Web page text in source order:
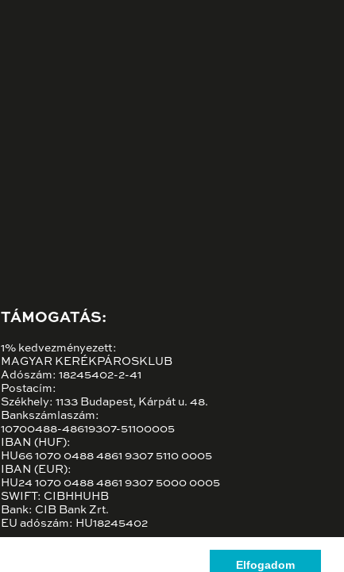
Elfogadom
TÁMOGATÁS:
1% kedvezményezett:
MAGYAR KERÉKPÁROSKLUB
Adószám: 18245402-2-41
Postacím:
Székhely: 1133 Budapest, Kárpát u. 48.
Bankszámlaszám:
10700488-48619307-51100005
IBAN (HUF):
HU66 1070 0488 4861 9307 5110 0005
IBAN (EUR):
HU24 1070 0488 4861 9307 5000 0005
SWIFT: CIBHHUHB
Bank: CIB Bank Zrt.
EU adószám: HU18245402